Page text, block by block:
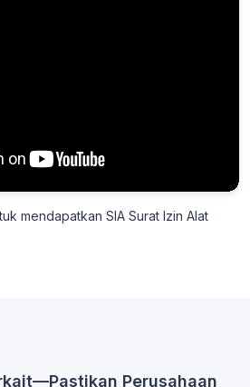
mendapatkan SIA Surat Izin Alat
Perusahaan